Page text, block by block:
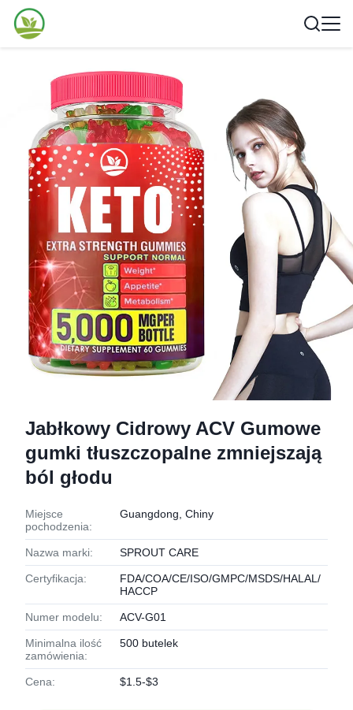
Jabłkowy Cidrowy ACV Gumowe
gumki tłuszczopalne zmniejszają
ból głodu
Miejsce
pochodzenia:
Guangdong, Chiny
Nazwa marki: SPROUT CARE
Certyfikacja:
FDA/COA/CE/ISO/GMPC/MSDS/HALAL/
HACCP
Numer modelu: ACV-G01
Minimalna ilość
zamówienia:
500 butelek
Cena: $1.5-$3